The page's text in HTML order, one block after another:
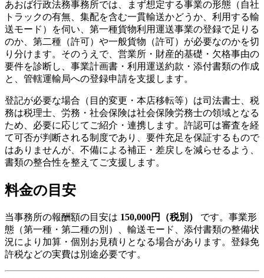
あおば行政法務事務所では、まず想定する事業の形態（自社
トラックの有無、集配を含む一貫輸送かどうか、利用する輸
送モード）を伺い、第一種貨物利用運送事業の登録で足りる
のか、第二種（許可）や一般貨物（許可）が必要なのかを切
り分けます。そのうえで、営業所・財産的基礎・欠格事由の
要件を診断し、事業計画書・利用運送約款・添付書類の作成
と、管轄運輸局への登録申請を支援します。
登記が必要な場合（目的変更・本店移転等）は司法書士、税
務は税理士、労務・社会保険は社会保険労務士の領域となる
ため、必要に応じてご紹介・連携します。許認可は審査を経
て可否が判断される制度であり、要件充足を保証するもので
はありませんが、不備による補正・差戻しを減らせるよう、
書類の整合性を整えてご支援します。
料金の目安
当事務所の報酬額の目安は 150,000円（税別）
です。事業形
態（第一種・第二種の別）、輸送モード、添付書類の整備状
況により加算・個別お見積りとなる場合があります。登録免
許税などの実費は別途必要です。